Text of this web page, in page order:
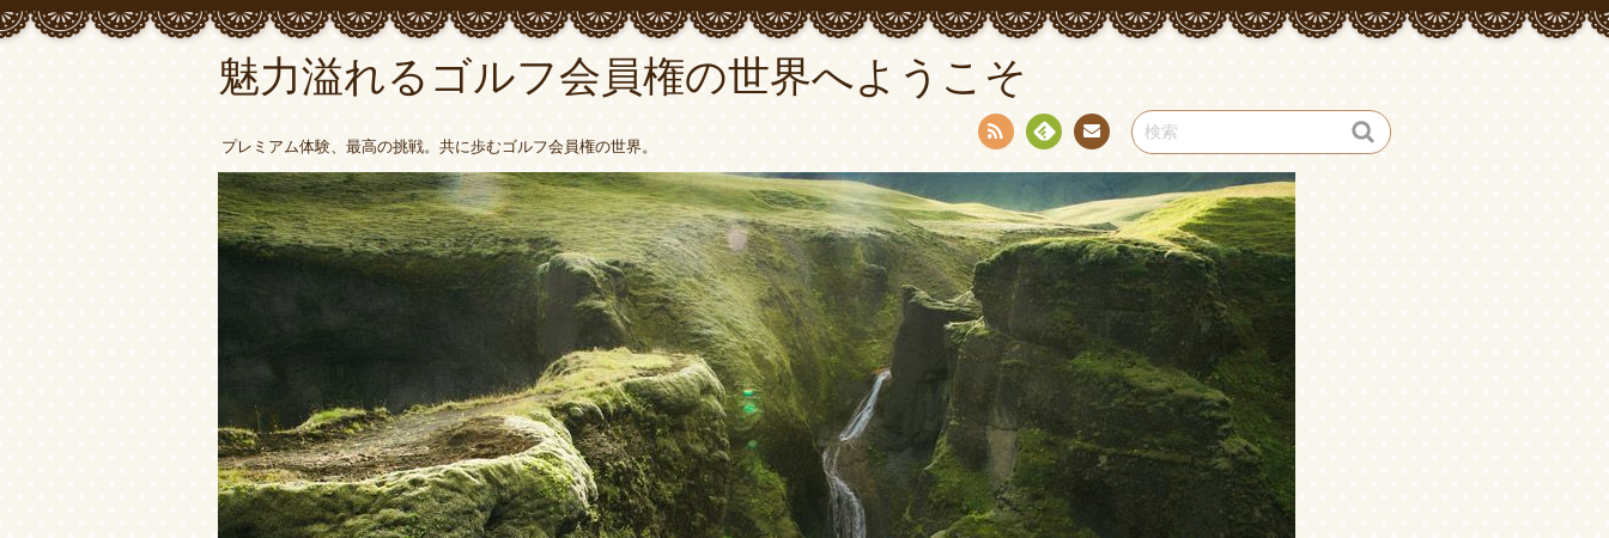
魅力溢れるゴルフ会員権の世界へようこそ
プレミアム体験、最高の挑戦。共に歩むゴルフ会員権の世界。
RSS Fee
dly
い合
わせ